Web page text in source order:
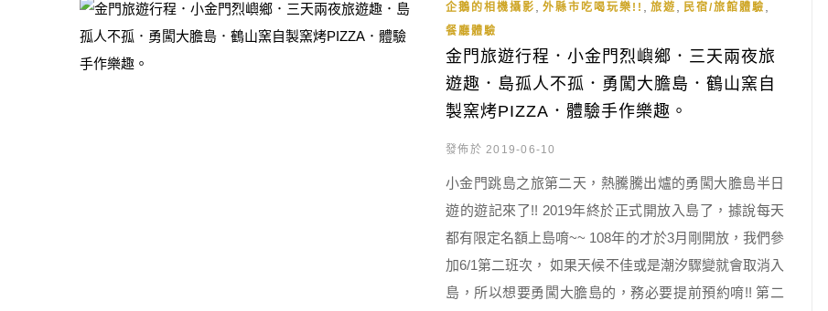
企鵝的相機攝影 外縣市吃喝玩樂!! 旅遊 民宿/旅館體驗
餐廳體驗
金門旅遊行程．小金門烈嶼鄉．三天兩夜旅
遊趣．島孤人不孤．勇闖大膽島．鶴山窯自
製窯烤PIZZA．體驗手作樂趣。
發佈於 2019-06-10
小金門跳島之旅第二天，熱騰騰出爐的勇闖大膽島半日
遊的遊記來了!! 2019年終於正式開放入島了，據說每天
都有限定名額上島唷~~ 108年的才於3月剛開放，我們參
加6/1第二班次， 如果天候不佳或是潮汐驟變就會取消入
島，所以想要勇闖大膽島的，務必要提前預約唷!! 第二